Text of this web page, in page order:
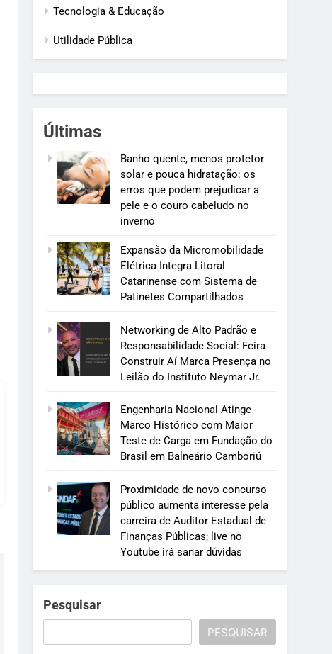
Tecnologia & Educação
Utilidade Pública
Últimas
Banho quente, menos protetor
solar e pouca hidratação: os
erros que podem prejudicar a
pele e o couro cabeludo no
inverno
Expansão da Micromobilidade
Elétrica Integra Litoral
Catarinense com Sistema de
Patinetes Compartilhados
Networking de Alto Padrão e
Responsabilidade Social: Feira
Construir Aí Marca Presença no
Leilão do Instituto Neymar Jr.
Engenharia Nacional Atinge
Marco Histórico com Maior
Teste de Carga em Fundação do
Brasil em Balneário Camboriú
Proximidade de novo concurso
público aumenta interesse pela
carreira de Auditor Estadual de
Finanças Públicas; live no
Youtube irá sanar dúvidas
Pesquisar
PESQUISAR